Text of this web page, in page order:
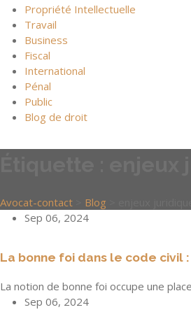
Propriété Intellectuelle
Travail
Business
Fiscal
International
Pénal
Public
Blog de droit
Avocat-contact Blog
Sep 06, 2024
La bonne foi dans le code civil
La notion de bonne foi occupe une
Sep 06, 2024